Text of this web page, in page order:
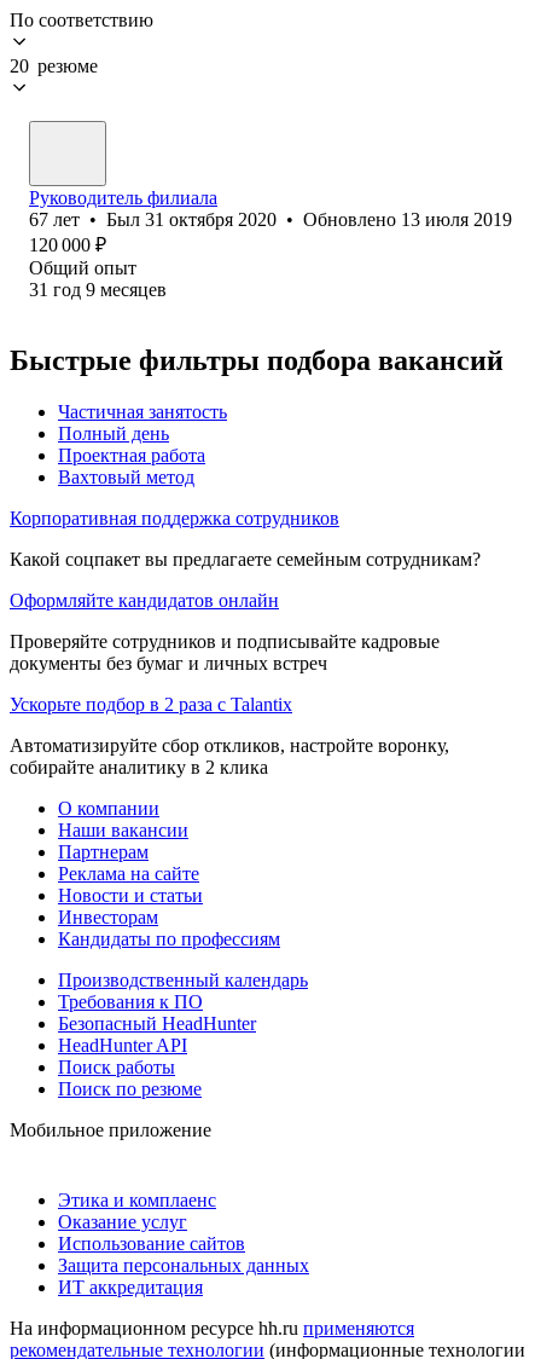
По соответствию
20 резюме
Руководитель филиала
67 лет • Был 31 октября 2020 • Обновлено 13 июля 2019
120 000 ₽
Общий опыт
31 год 9 месяцев
Быстрые фильтры подбора вакансий
Частичная занятость
Полный день
Проектная работа
Вахтовый метод
Корпоративная поддержка сотрудников
Какой соцпакет вы предлагаете семейным сотрудникам?
Оформляйте кандидатов онлайн
Проверяйте сотрудников и подписывайте кадровые
документы без бумаг и личных встреч
Ускорьте подбор в 2 раза с Talantix
Автоматизируйте сбор откликов, настройте воронку,
собирайте аналитику в 2 клика
О компании
Наши вакансии
Партнерам
Реклама на сайте
Новости и статьи
Инвесторам
Кандидаты по профессиям
Производственный календарь
Требования к ПО
Безопасный HeadHunter
HeadHunter API
Поиск работы
Поиск по резюме
Мобильное приложение
Этика и комплаенс
Оказание услуг
Использование сайтов
Защита персональных данных
ИТ аккредитация
На информационном ресурсе hh.ru применяются
рекомендательные технологии (информационные технологии